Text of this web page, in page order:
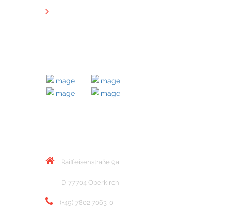
Raiffeisenstraße 9a
D-77704 Oberkirch
(+49) 7802 7063-0